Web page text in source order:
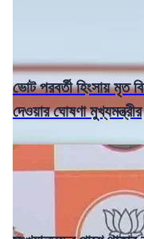
ভোট পরবর্তী হিংসায় মৃত
দেওয়ার ঘোষণা মুখ্যমন্ত্রীর